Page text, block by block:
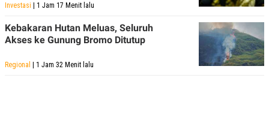
Investasi | 1 Jam 17 Menit lalu
Kebakaran Hutan Meluas, Seluruh
Akses ke Gunung Bromo Ditutup
Regional | 1 Jam 32 Menit lalu